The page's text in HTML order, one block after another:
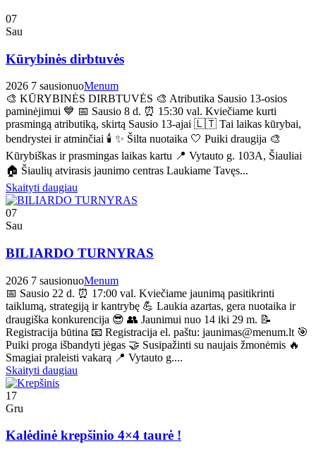
07
Sau
Kūrybinės dirbtuvės
2026 7 sausionuoMenum
🎨 KŪRYBINĖS DIRBTUVĖS 🎨 Atributika Sausio 13-osios
paminėjimui 💙 📅 Sausio 8 d. ⏰ 15:30 val. Kviečiame kurti
prasmingą atributiką, skirtą Sausio 13-ajai 🇱🇹 Tai laikas kūrybai,
bendrystei ir atminčiai 🕯️ ✨ Šilta nuotaika 🤍 Puiki draugija 🎨
Kūrybiškas ir prasmingas laikas kartu 📍 Vytauto g. 103A, Šiauliai
🏠 Šiaulių atvirasis jaunimo centras Laukiame Tavęs...
Skaityti daugiau
07
Sau
BILIARDO TURNYRAS
2026 7 sausionuoMenum
📅 Sausio 22 d. ⏰ 17:00 val. Kviečiame jaunimą pasitikrinti
taiklumą, strategiją ir kantrybę 💪 Laukia azartas, gera nuotaika ir
draugiška konkurencija 😎 👥 Jaunimui nuo 14 iki 29 m. 📝
Registracija būtina 📧 Registracija el. paštu: jaunimas@menum.lt 🎯
Puiki proga išbandyti jėgas 🤝 Susipažinti su naujais žmonėmis 🔥
Smagiai praleisti vakarą 📍 Vytauto g....
Skaityti daugiau
17
Gru
Kalėdinė krepšinio 4×4 taurė !